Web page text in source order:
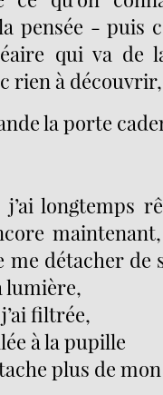
pensée - puis
qui va de
rien à
la porte
longtemps
me détacher
lumière,
filtrée,
à la pupille
plus de